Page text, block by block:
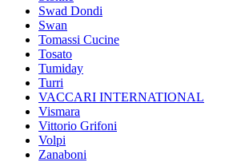
Swad Dondi
Swan
Tomassi Cucine
Tosato
Tumiday
Turri
VACCARI INTERNATIONAL
Vismara
Vittorio Grifoni
Volpi
Zanaboni